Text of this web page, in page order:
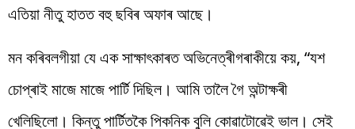
এতিয়া নীতু হাতত বহু ছবিৰ অফাৰ আছে।
মন কৰিবলগীয়া যে এক সাক্ষাৎকাৰত অভিনেত্ৰীগৰাকীয়ে কয়, “যশ
চোপ্ৰাই মাজে মাজে পাৰ্টি দিছিল। আমি তালৈ গৈ অন্টাক্ষৰী
খেলিছিলো। কিন্তু পাৰ্টিতকৈ পিকনিক বুলি কোৱাটোৱেই ভাল। সেই